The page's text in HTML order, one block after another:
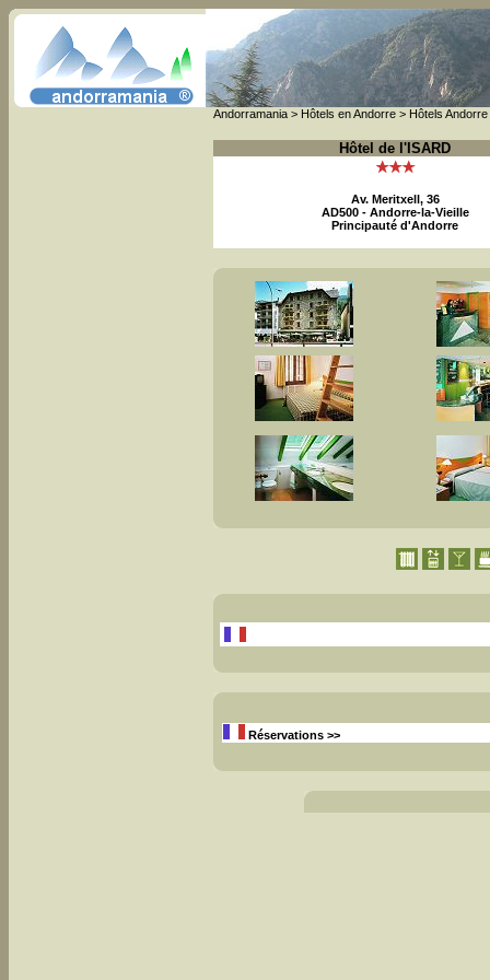
Andorramania > Hôtels en Andorre > Hôtels Andorre
Hôtel de l'ISARD
Av. Meritxell, 36
AD500 - Andorre-la-Vieille
Principauté d'Andorre
Réservations >>